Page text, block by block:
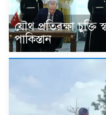
যৌথ প্রতিরক্ষা চুক্তি
পাকিস্তান